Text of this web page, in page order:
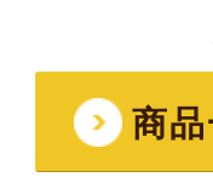
商